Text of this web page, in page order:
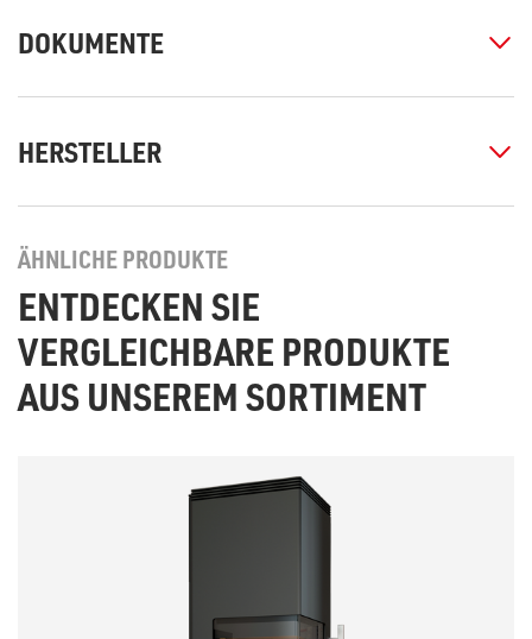
DOKUMENTE
HERSTELLER
ÄHNLICHE PRODUKTE
ENTDECKEN SIE
VERGLEICHBARE PRODUKTE
AUS UNSEREM SORTIMENT